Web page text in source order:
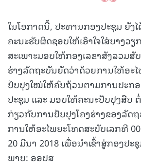
ໃນໂອກາດນີ້, ປະທານກອງປະຊຸມ ຍັງ
ຄະນະຮັບຜິດຊອບໃຫ້ເອົາໃຈໃສ່ບາງວ
ສະເພາະມອບໃຫ້ກອງເລຂາສັງລວມສັບ
ຮ່າງລັດຖະບັນຍັດວ່າດ້ວຍການໃຫ້ອະ
ປັບປຸງໃໝ່ໃຫ້ຄົບຖ້ວນຕາມການປະກ
ປະຊຸມ ແລະ ມອບໃຫ້ຄະນະປັບປຸງສືບ
ກ່ຽວກັບການປັບປຸງໂຄງຮ່າງຂອງລັດ
ການໃຫ້ອະໄພຍະໂທດສະບັບເລກທີ
20 ມີນາ 2018 ເພື່ອນໍາເຂົ້າສູ່ກອງປະ
ພາບ: ອອປສ